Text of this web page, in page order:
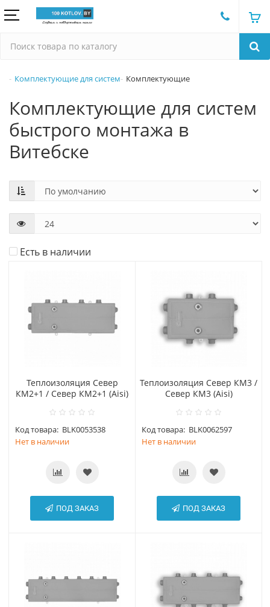
Комплектующие для систем Комплектующие
Комплектующие для систем
быстрого монтажа в
Витебске
Есть в наличии
Теплоизоляция Север
КМ2+1 / Север КМ2+1 (Aisi)
Код товара: BLK0053538
Нет в наличии
ПОД ЗАКАЗ
Теплоизоляция Север КМ3 /
Север КМ3 (Aisi)
Код товара: BLK0062597
Нет в наличии
ПОД ЗАКАЗ